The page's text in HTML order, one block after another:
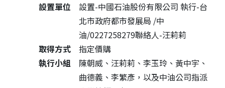
設置單位
設置-中國石油股份有限公司 執行-台
北市政府都市發展局 /中
油/0227258279聯絡人-汪莉莉
取得方式
指定價購
執行小組
陳朝威、汪莉莉、李玉玲、黃中宇、
曲德義、李繁彥，以及中油公司指派